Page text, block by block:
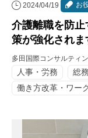
2024/04/19 お
介護離職を防
策が強化されま
多田国際コンサルティ
人事・労務 総
働き方改革・ワー